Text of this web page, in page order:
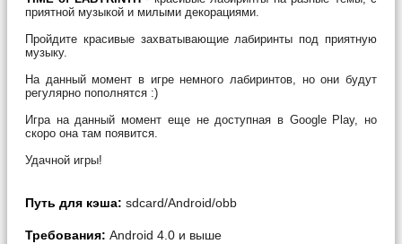
приятной музыкой и милыми декорациями.
Пройдите красивые захватывающие лабиринты под приятную
музыку.
На данный момент в игре немного лабиринтов, но они будут
регулярно пополнятся :)
Игра на данный момент еще не доступная в Google Play, но
скоро она там появится.
Удачной игры!
Путь для кэша: sdcard/Android/obb
Требования: Android 4.0 и выше